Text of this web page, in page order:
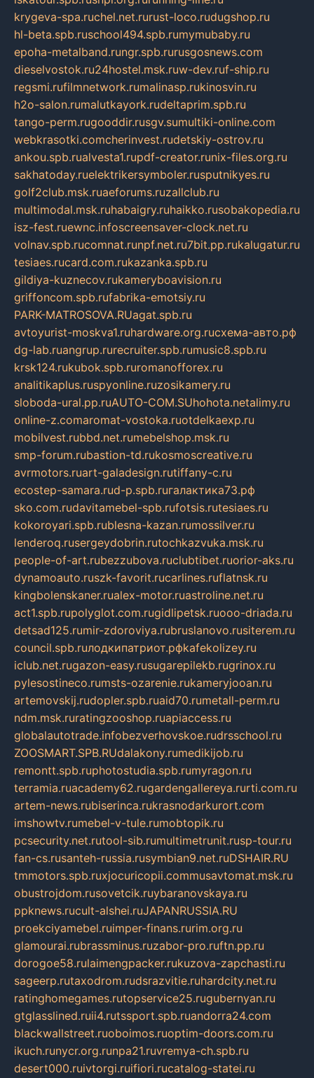
krygeva-spa.ruchel.net.rurust-loco.rudugshop.ru
hl-beta.spb.ruschool494.spb.rumymubaby.ru
epoha-metalband.rungr.spb.rurusgosnews.com
dieselvostok.ru24hostel.msk.ruw-dev.ruf-ship.ru
regsmi.rufilmnetwork.rumalinasp.rukinosvin.ru
h2o-salon.rumalutkayork.rudeltaprim.spb.ru
tango-perm.rugooddir.rusgv.sumultiki-online.com
webkrasotki.comcherinvest.rudetskiy-ostrov.ru
ankou.spb.rualvesta1.rupdf-creator.runix-files.org.ru
sakhatoday.ruelektrikersymboler.rusputnikyes.ru
golf2club.msk.ruaeforums.ruzallclub.ru
multimodal.msk.ruhabaigry.ruhaikko.rusobakopedia.ru
isz-fest.ruewnc.infoscreensaver-clock.net.ru
volnav.spb.rucomnat.runpf.net.ru7bit.pp.rukalugatur.ru
tesiaes.rucard.com.rukazanka.spb.ru
gildiya-kuznecov.rukameryboavision.ru
griffoncom.spb.rufabrika-emotsiy.ru
PARK-MATROSOVA.RUagat.spb.ru
avtoyurist-moskva1.ruhardware.org.ruсхема-авто.рф
dg-lab.ruangrup.rurecruiter.spb.rumusic8.spb.ru
krsk124.rukubok.spb.ruromanofforex.ru
analitikaplus.ruspyonline.ruzosikamery.ru
sloboda-ural.pp.ruAUTO-COM.SUhohota.netalimy.ru
online-z.comaromat-vostoka.ruotdelkaexp.ru
mobilvest.rubbd.net.rumebelshop.msk.ru
smp-forum.rubastion-td.rukosmoscreative.ru
avrmotors.ruart-galadesign.rutiffany-c.ru
ecostep-samara.rud-p.spb.ruгалактика73.рф
sko.com.rudavitamebel-spb.rufotsis.rutesiaes.ru
kokoroyari.spb.rublesna-kazan.rumossilver.ru
lenderoq.rusergeydobrin.rutochkazvuka.msk.ru
people-of-art.rubezzubova.ruclubtibet.ruorior-aks.ru
dynamoauto.ruszk-favorit.rucarlines.ruflatnsk.ru
kingbolenskaner.rualex-motor.ruastroline.net.ru
act1.spb.rupolyglot.com.rugidlipetsk.ruooo-driada.ru
detsad125.rumir-zdoroviya.rubruslanovo.rusiterem.ru
council.spb.ruлодкипатриот.рфkafekolizey.ru
iclub.net.rugazon-easy.rusugarepilekb.rugrinox.ru
pylesostineco.rumsts-ozarenie.rukameryjooan.ru
artemovskij.rudopler.spb.ruaid70.rumetall-perm.ru
ndm.msk.ruratingzooshop.ruapiaccess.ru
globalautotrade.infobezverhovskoe.rudrsschool.ru
ZOOSMART.SPB.RUdalakony.rumedikijob.ru
remontt.spb.ruphotostudia.spb.rumyragon.ru
terramia.ruacademy62.rugardengallereya.rurti.com.ru
artem-news.rubiserinca.rukrasnodarkurort.com
imshowtv.rumebel-v-tule.rumobtopik.ru
pcsecurity.net.rutool-sib.rumultimetrunit.rusp-tour.ru
fan-cs.rusanteh-russia.rusymbian9.net.ruDSHAIR.RU
tmmotors.spb.ruxjocuricopii.commusavtomat.msk.ru
obustrojdom.rusovetcik.ruybaranovskaya.ru
ppknews.rucult-alshei.ruJAPANRUSSIA.RU
proekciyamebel.ruimper-finans.rurim.org.ru
glamourai.rubrassminus.ruzabor-pro.ruftn.pp.ru
dorogoe58.rulaimengpacker.rukuzova-zapchasti.ru
sageerp.rutaxodrom.rudsrazvitie.ruhardcity.net.ru
ratinghomegames.rutopservice25.rugubernyan.ru
gtglasslined.ruii4.rutssport.spb.ruandorra24.com
blackwallstreet.ruoboimos.ruoptim-doors.com.ru
ikuch.runycr.org.runpa21.ruvremya-ch.spb.ru
desert000.ruivtorgi.ruifiori.rucatalog-statei.ru